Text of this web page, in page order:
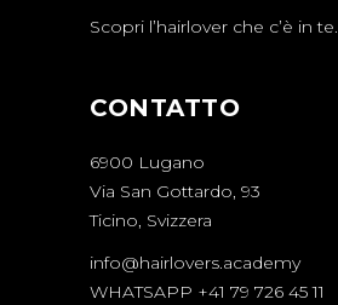
Scopri l’hairlover che c’è in te.
CONTATTO
6900 Lugano
Via San Gottardo, 93
Ticino, Svizzera
info@hairlovers.academy
WHATSAPP +41 79 726 45 11